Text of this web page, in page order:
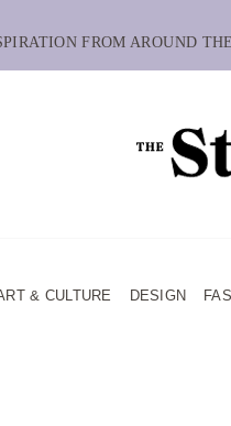
FROM AROUND
& CULTURE DESIGN